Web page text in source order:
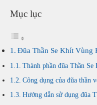
Bản
ngừa
lượng
Mục lục
Đũa Thần Se Khít Vùng
Thành phần đũa Thần
Công dụng của đũa thần
Hướng dẫn sử dụng đũa